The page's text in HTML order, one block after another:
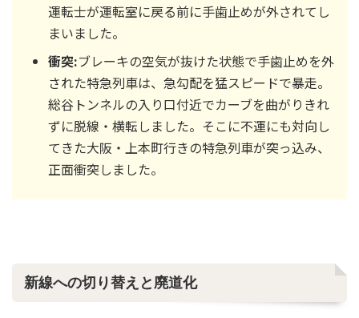
運転士が運転室に戻る前に手歯止めが外されてし
まいました。
衝突:ブレーキの空気が抜けた状態で手歯止めを外
された特急列車は、急勾配を猛スピードで暴走。
総谷トンネルの入り口付近でカーブを曲がりきれ
ずに脱線・横転しました。そこに不運にも対向し
てきた大阪・上本町行きの特急列車が突っ込み、
正面衝突しました。
新線への切り替えと廃道化